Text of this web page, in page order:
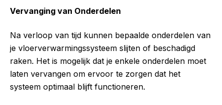
Vervanging van Onderdelen
Na verloop van tijd kunnen bepaalde onderdelen van
je vloerverwarmingssysteem slijten of beschadigd
raken. Het is mogelijk dat je enkele onderdelen moet
laten vervangen om ervoor te zorgen dat het
systeem optimaal blijft functioneren.